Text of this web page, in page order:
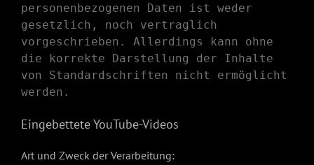
personenbezogenen Daten ist weder
gesetzlich, noch vertraglich
vorgeschrieben. Allerdings kann ohne
die korrekte Darstellung der Inhalte
von Standardschriften nicht ermöglicht
werden.
Eingebettete YouTube-Videos
Art und Zweck der Verarbeitung: